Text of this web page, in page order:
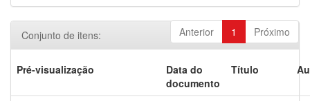
Anterior 1 Próximo
Conjunto de itens:
Pré-visualização
Data do
documento
Título